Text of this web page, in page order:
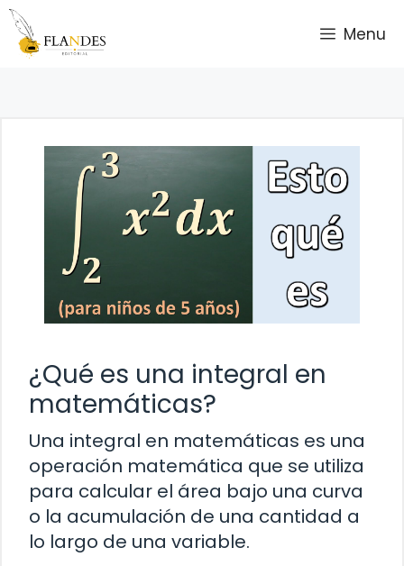
Saltar
contenido
Menu
¿Qué es una integral en
matemáticas?
Una integral en matemáticas es una
operación matemática que se utiliza
para calcular el área bajo una curva
o la acumulación de una cantidad a
lo largo de una variable.